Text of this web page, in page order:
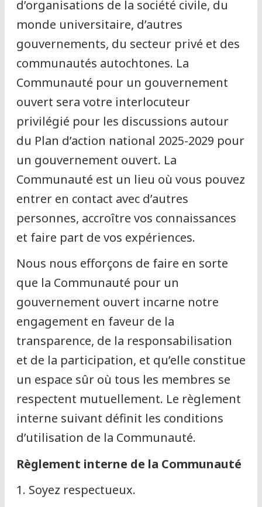
d’organisations de la société civile, du
monde universitaire, d’autres
gouvernements, du secteur privé et des
communautés autochtones. La
Communauté pour un gouvernement
ouvert sera votre interlocuteur
privilégié pour les discussions autour
du Plan d’action national 2025-2029 pour
un gouvernement ouvert. La
Communauté est un lieu où vous pouvez
entrer en contact avec d’autres
personnes, accroître vos connaissances
et faire part de vos expériences.
Nous nous efforçons de faire en sorte
que la Communauté pour un
gouvernement ouvert incarne notre
engagement en faveur de la
transparence, de la responsabilisation
et de la participation, et qu’elle constitue
un espace sûr où tous les membres se
respectent mutuellement. Le règlement
interne suivant définit les conditions
d’utilisation de la Communauté.
Règlement interne de la Communauté
1. Soyez respectueux.